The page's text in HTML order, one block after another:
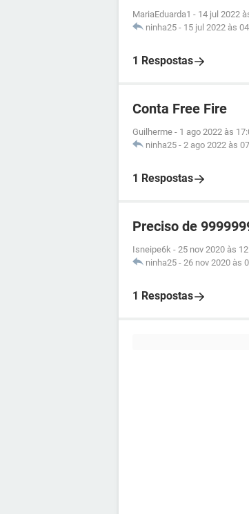
MariaEduarda1 - 14 jul 2022
ninha25 - 15 jul 2022 às
1 Respostas
Conta Free Fire
Guilherme - 1 ago 2022 às
ninha25 - 2 ago 2022 às
1 Respostas
Preciso de
Isneipe6k - 25 nov 2020 às
ninha25 - 26 nov 2020 às
1 Respostas